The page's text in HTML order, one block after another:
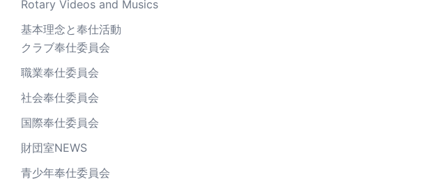
Rotary Videos and Musics
基本理念と奉仕活動
クラブ奉仕委員会
職業奉仕委員会
社会奉仕委員会
国際奉仕委員会
財団室NEWS
青少年奉仕委員会